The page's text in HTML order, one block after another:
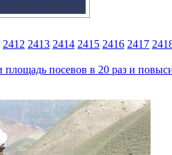
2412 2413 2414 2415 2416 2417
посевов в 20 раз и